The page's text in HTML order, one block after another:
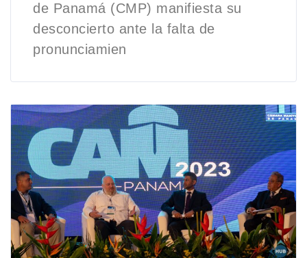
de Panamá (CMP) manifiesta su
desconcierto ante la falta de
pronunciamien